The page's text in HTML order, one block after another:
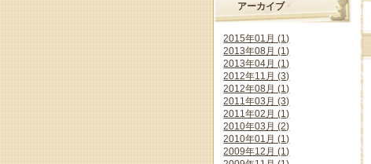
アーカイブ
2015年01月 (1)
2013年08月 (1)
2013年04月 (1)
2012年11月 (3)
2012年08月 (1)
2011年03月 (3)
2011年02月 (1)
2010年03月 (2)
2010年01月 (1)
2009年12月 (1)